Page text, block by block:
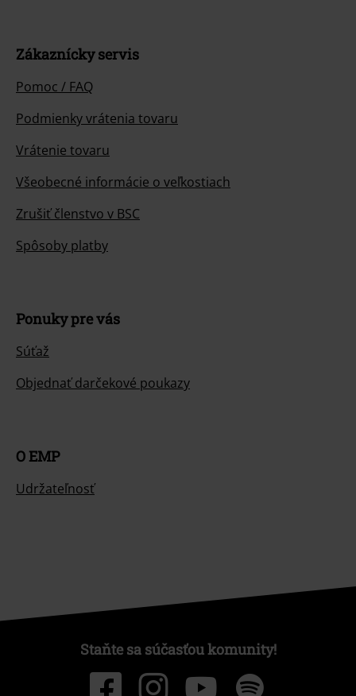
Zákaznícky servis
Pomoc / FAQ
Podmienky vrátenia tovaru
Vrátenie tovaru
Všeobecné informácie o veľkostiach
Zrušiť členstvo v BSC
Spôsoby platby
Ponuky pre vás
Súťaž
Objednať darčekové poukazy
O EMP
Udržateľnosť
Staňte sa súčasťou komunity!